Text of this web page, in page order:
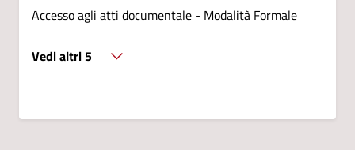
Accesso agli atti documentale - Modalità Formale
Vedi altri 5